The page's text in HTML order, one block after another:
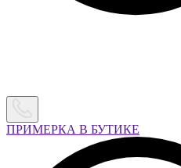
ПРИМЕРКА В БУТИКЕ